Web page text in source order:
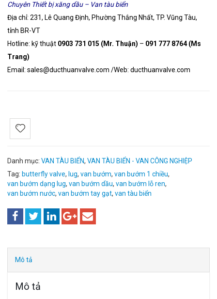
Chuyên Thiết bị xăng dầu – Van tàu biển
Địa chỉ: 231, Lê Quang Định, Phường Thắng Nhất, TP. Vũng Tàu,
tỉnh BR-VT
Hotline: kỹ thuật 0903 731 015 (Mr. Thuận) – 091 777 8764(Ms
Trang)
Email: sales@ducthuanvalve.com /Web: ducthuanvalve.com
Danh mục: VAN TÀU BIỂN, VAN TÀU BIỂN - VAN CÔNG NGHIỆP
Tag: butterfly valve, lug, van bướm, van bướm 1 chiều,
van bướm dạng lug, van bướm dầu, van bướm lỗ ren,
van bướm nước, van bướm tay gạt, van tàu biển
Mô tả
Mô tả